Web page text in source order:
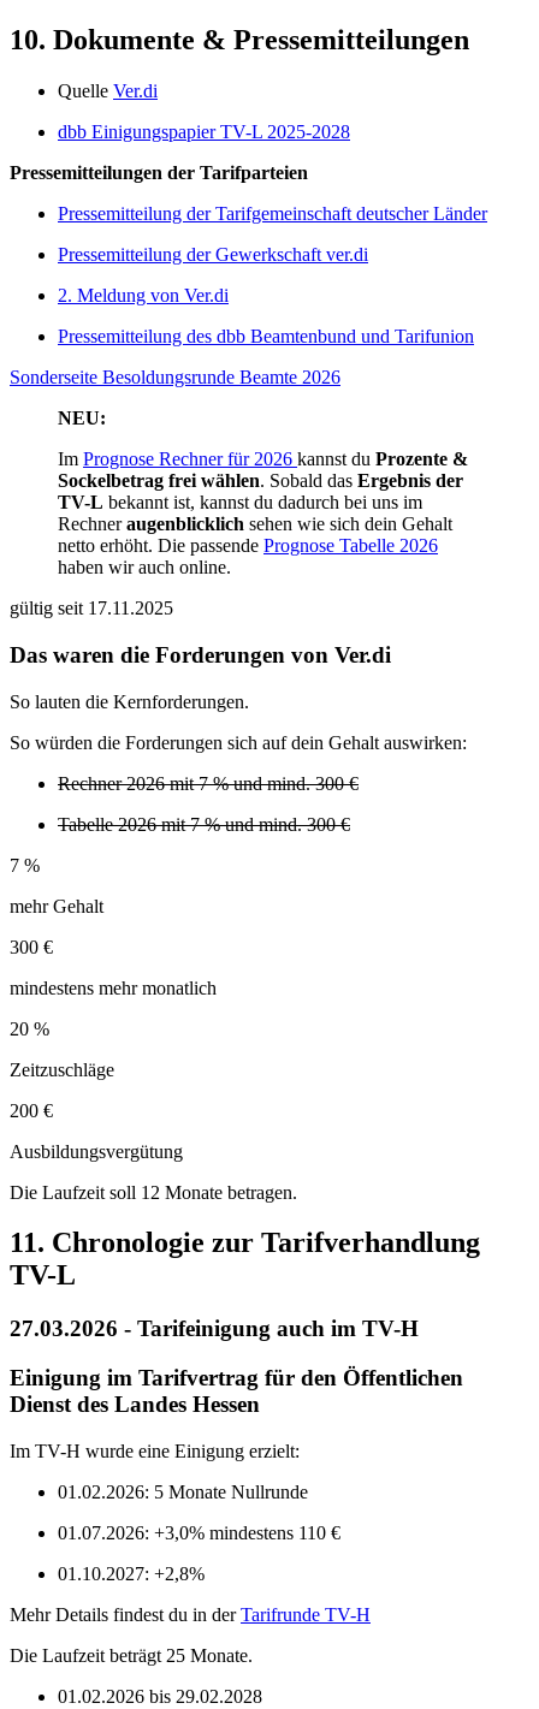
10. Dokumente & Pressemitteilungen
Quelle Ver.di
dbb Einigungspapier TV-L 2025-2028
Pressemitteilungen der Tarifparteien
Pressemitteilung der Tarifgemeinschaft deutscher Länder
Pressemitteilung der Gewerkschaft ver.di
2. Meldung von Ver.di
Pressemitteilung des dbb Beamtenbund und Tarifunion
Sonderseite Besoldungsrunde Beamte 2026
NEU:
Im Prognose Rechner für 2026 kannst du Prozente &
Sockelbetrag frei wählen. Sobald das Ergebnis der
TV-L bekannt ist, kannst du dadurch bei uns im
Rechneraugenblicklich sehen wie sich dein Gehalt
netto erhöht. Die passende Prognose Tabelle 2026
haben wir auch online.
gültig seit 17.11.2025
Das waren die Forderungen von Ver.di
So lauten die Kernforderungen.
So würden die Forderungen sich auf dein Gehalt auswirken:
Rechner 2026 mit 7 % und mind. 300 €
Tabelle 2026 mit 7 % und mind. 300 €
7 %
mehr Gehalt
300 €
mindestens mehr monatlich
20 %
Zeitzuschläge
200 €
Ausbildungsvergütung
Die Laufzeit soll 12 Monate betragen.
11. Chronologie zur Tarifverhandlung
TV-L
27.03.2026 - Tarifeinigung auch im TV-H
Einigung im Tarifvertrag für den Öffentlichen
Dienst des Landes Hessen
Im TV-H wurde eine Einigung erzielt:
01.02.2026: 5 Monate Nullrunde
01.07.2026: +3,0% mindestens 110 €
01.10.2027: +2,8%
Mehr Details findest du in derTarifrunde TV-H
Die Laufzeit beträgt 25 Monate.
01.02.2026 bis 29.02.2028